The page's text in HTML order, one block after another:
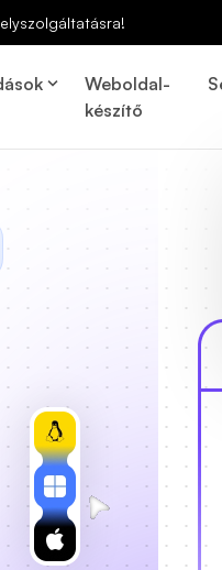
Weboldal-
készítő